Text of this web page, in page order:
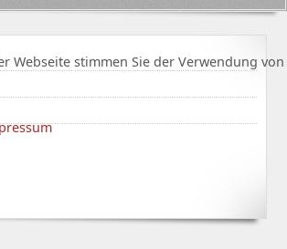
stimmen Sie der Verwendung